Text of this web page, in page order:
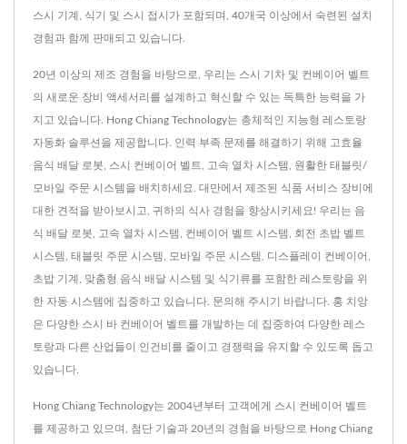
스시 기계, 식기 및 스시 접시가 포함되며, 40개국 이상에서 숙련된 설치
경험과 함께 판매되고 있습니다.
20년 이상의 제조 경험을 바탕으로, 우리는 스시 기차 및 컨베이어 벨트
의 새로운 장비 액세서리를 설계하고 혁신할 수 있는 독특한 능력을 가
지고 있습니다. Hong Chiang Technology는 총체적인 지능형 레스토랑
자동화 솔루션을 제공합니다. 인력 부족 문제를 해결하기 위해 고효율
음식 배달 로봇, 스시 컨베이어 벨트, 고속 열차 시스템, 원활한 태블릿/
모바일 주문 시스템을 배치하세요. 대만에서 제조된 식품 서비스 장비에
대한 견적을 받아보시고, 귀하의 식사 경험을 향상시키세요! 우리는 음
식 배달 로봇, 고속 열차 시스템, 컨베이어 벨트 시스템, 회전 초밥 벨트
시스템, 태블릿 주문 시스템, 모바일 주문 시스템, 디스플레이 컨베이어,
초밥 기계, 맞춤형 음식 배달 시스템 및 식기류를 포함한 레스토랑을 위
한 자동 시스템에 집중하고 있습니다. 문의해 주시기 바랍니다. 홍 치앙
은 다양한 스시 바 컨베이어 벨트를 개발하는 데 집중하여 다양한 레스
토랑과 다른 산업들이 인건비를 줄이고 경쟁력을 유지할 수 있도록 돕고
있습니다.
Hong Chiang Technology는 2004년부터 고객에게 스시 컨베이어 벨트
를 제공하고 있으며, 첨단 기술과 20년의 경험을 바탕으로 Hong Chiang